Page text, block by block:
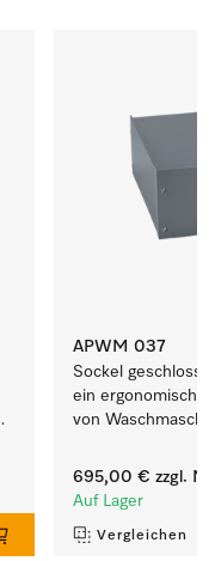
APWM 037
Sockel
ein
von
695,00 € zzgl.
Auf Lager
Vergleichen